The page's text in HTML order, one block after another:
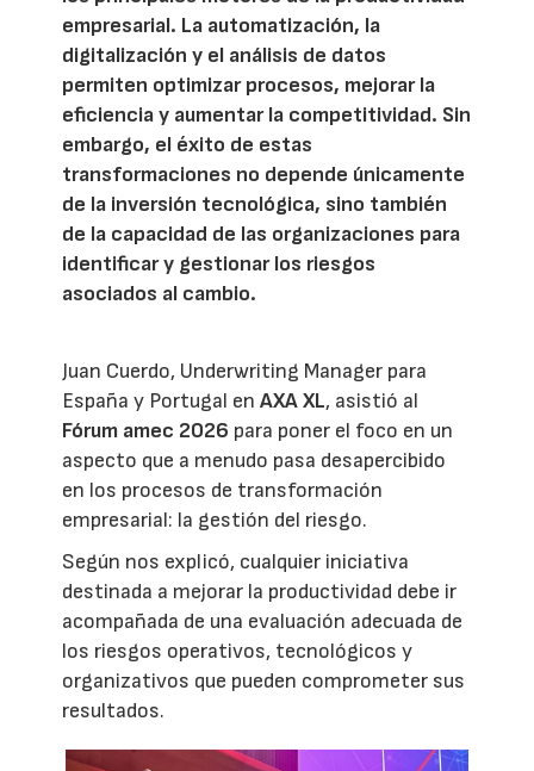
empresarial. La automatización, la
digitalización y el análisis de datos
permiten optimizar procesos, mejorar la
eficiencia y aumentar la competitividad. Sin
embargo, el éxito de estas
transformaciones no depende únicamente
de la inversión tecnológica, sino también
de la capacidad de las organizaciones para
identificar y gestionar los riesgos
asociados al cambio.
Juan Cuerdo, Underwriting Manager para
España y Portugal enAXA XL, asistió al
Fórum amec 2026 para poner el foco en un
aspecto que a menudo pasa desapercibido
en los procesos de transformación
empresarial: la gestión del riesgo.
Según nos explicó, cualquier iniciativa
destinada a mejorar la productividad debe ir
acompañada de una evaluación adecuada de
los riesgos operativos, tecnológicos y
organizativos que pueden comprometer sus
resultados.